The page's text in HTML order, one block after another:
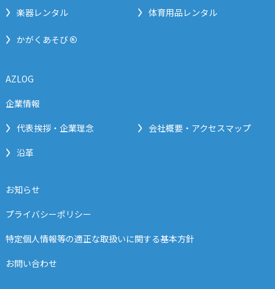
楽器レンタル
体育用品レンタル
かがくあそび®
AZLOG
企業情報
代表挨拶・企業理念
会社概要・アクセスマップ
沿革
お知らせ
プライバシーポリシー
特定個人情報等の適正な取扱いに関する基本方針
お問い合わせ